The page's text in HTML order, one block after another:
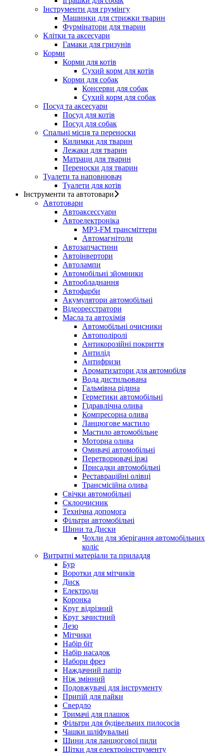
Інструменти для грумінгу
Машинки для стрижки тварин
Фурмінатори для тварин
Клітки та аксесуари
Гамаки для гризунів
Корми
Корми для котів
Сухий корм для котів
Корми для собак
Консерви для собак
Сухий корм для собак
Посуд та аксесуари
Посуд для котів
Посуд для собак
Спальні місця та переноски
Килимки для тварин
Лежаки для тварин
Матраци для тварин
Переноски для тварин
Туалети та наповнювач
Туалети для котів
Інструменти та автотовари
Автотовари
Автоаксессуари
Автоелектроніка
MP3-FM трансміттери
Автомагнітоли
Автозапчастини
Автоінвертори
Автолампи
Автомобільні зйомники
Автообладнання
Автофарби
Акумулятори автомобільні
Відеореєстратори
Масла та автохімія
Автомобільні очисники
Автополіролі
Антикорозійні покриття
Антилід
Антифризи
Ароматизатори для автомобіля
Вода дистильована
Гальмівна рідина
Герметики автомобільні
Гідравлічна олива
Компресорна олива
Ланцюгове мастило
Мастило автомобільне
Моторна олива
Омивачі автомобільні
Перетворювачі іржі
Присадки автомобільні
Реставраційні олівці
Трансмісійна олива
Свічки автомобільні
Склоочисник
Технічна допомога
Фільтри автомобільні
Шини та Диски
Чохли для зберігання автомобільних
коліс
Витратні матеріали та приладдя
Бур
Воротки для мітчиків
Диск
Електроди
Коронка
Круг відрізний
Круг зачистний
Лезо
Мітчики
Набір біт
Набір насадок
Набори фрез
Наждачний папір
Ніж змінний
Подовжувачі для інструменту
Припій для пайки
Свердло
Тримачі для плашок
Фільтри для будівельних пилососів
Чашки шліфувальні
Шини для ланцюгової пили
Щітки для електроінструменту